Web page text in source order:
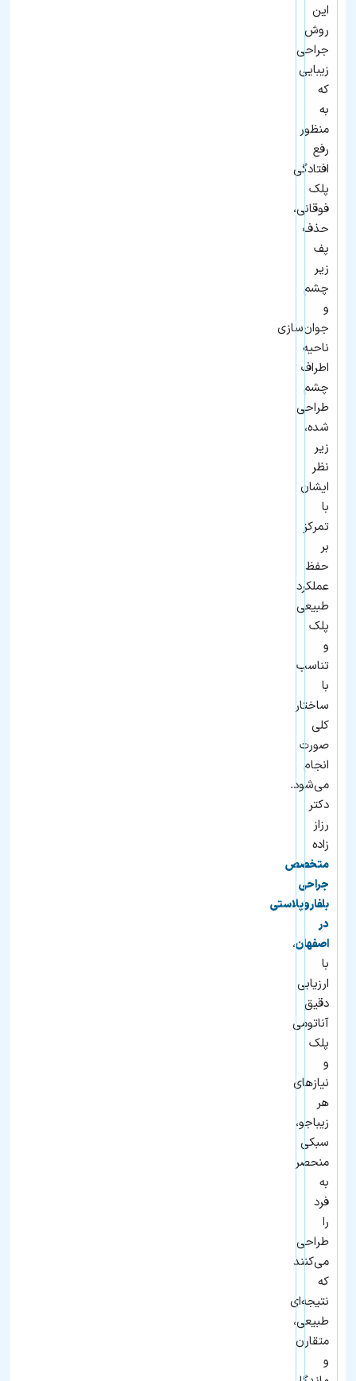
این
روش
جراحی
زیبایی
که
به
منظور
رفع
افتادگی
پلک
فوقانی،
حذف
پف
زیر
چشم
و
جوان‌سازی
ناحیه
اطراف
چشم
طراحی
شده،
زیر
نظر
ایشان
با
تمرکز
بر
حفظ
عملکرد
طبیعی
پلک
و
تناسب
با
ساختار
کلی
صورت
انجام
می‌شود.
دکتر
رزاز
زاده
متخصص
جراحی
بلفاروپلاستی
در
اصفهان،
با
ارزیابی
دقیق
آناتومی
پلک
و
نیازهای
هر
زیباجو،
سبکی
منحصر
به
فرد
را
طراحی
می‌کنند
که
نتیجه‌ای
طبیعی،
متقارن
و